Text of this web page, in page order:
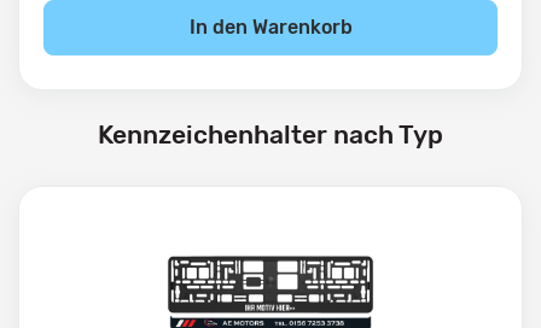
In den Warenkorb
Kennzeichenhalter nach Typ